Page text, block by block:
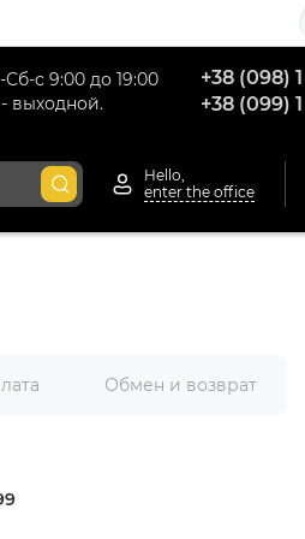
с 9:00 до 19:00
выходной.
+38 (098)
+38 (099)
Hello,
enter the office
Обмен и возврат